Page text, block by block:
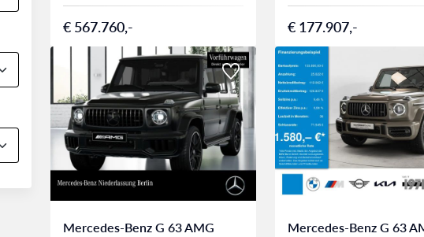
€ 567.760,- € 177.907,-
Mercedes-Benz G 63 AMG Mercedes-Benz G 63